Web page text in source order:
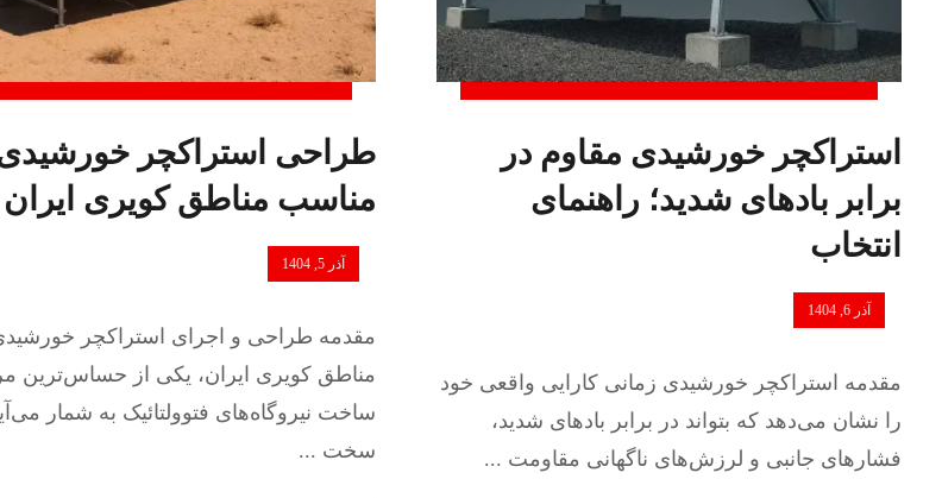
استراکچر خورشیدی مقاوم در
برابر بادهای شدید؛ راهنمای
انتخاب
آذر 6, 1404
مقدمه استراکچر خورشیدی زمانی کارایی واقعی خود
را نشان می‌دهد که بتواند در برابر بادهای شدید،
فشارهای جانبی و لرزش‌های ناگهانی مقاومت ...
طراحی استراکچر
مناسب مناطق کویری ایران
آذر 5, 1404
مقدمه طراحی و اجرای استراکچر
مناطق کویری ایران، یکی از حساس‌ترین
ساخت نیروگاه‌های فتوولتائیک به شمار
سخت ...